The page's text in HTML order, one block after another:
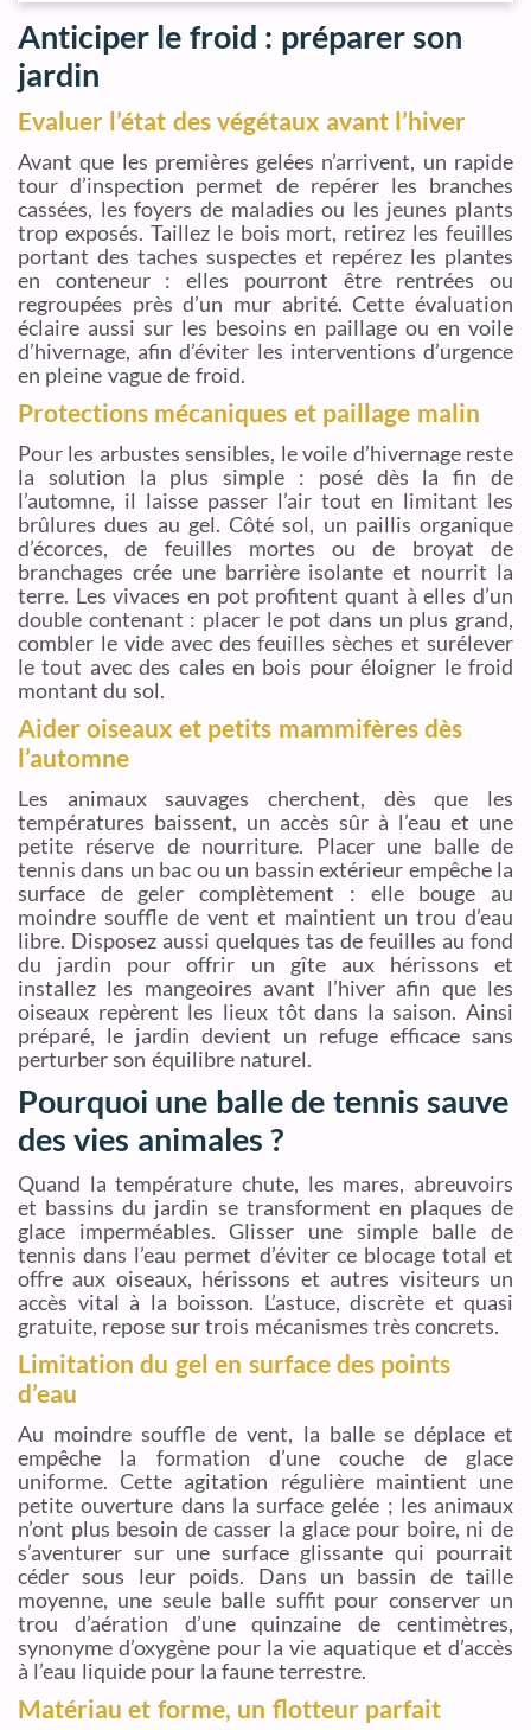
Anticiper le froid : préparer son
jardin
Evaluer l’état des végétaux avant l’hiver
Avant que les premières gelées n’arrivent, un rapide
tour d’inspection permet de repérer les branches
cassées, les foyers de maladies ou les jeunes plants
trop exposés. Taillez le bois mort, retirez les feuilles
portant des taches suspectes et repérez les plantes
en conteneur : elles pourront être rentrées ou
regroupées près d’un mur abrité. Cette évaluation
éclaire aussi sur les besoins en paillage ou en voile
d’hivernage, afin d’éviter les interventions d’urgence
en pleine vague de froid.
Protections mécaniques et paillage malin
Pour les arbustes sensibles, le voile d’hivernage reste
la solution la plus simple : posé dès la fin de
l’automne, il laisse passer l’air tout en limitant les
brûlures dues au gel. Côté sol, un paillis organique
d’écorces, de feuilles mortes ou de broyat de
branchages crée une barrière isolante et nourrit la
terre. Les vivaces en pot profitent quant à elles d’un
double contenant : placer le pot dans un plus grand,
combler le vide avec des feuilles sèches et surélever
le tout avec des cales en bois pour éloigner le froid
montant du sol.
Aider oiseaux et petits mammifères dès
l’automne
Les animaux sauvages cherchent, dès que les
températures baissent, un accès sûr à l’eau et une
petite réserve de nourriture. Placer une balle de
tennis dans un bac ou un bassin extérieur empêche la
surface de geler complètement : elle bouge au
moindre souffle de vent et maintient un trou d’eau
libre. Disposez aussi quelques tas de feuilles au fond
du jardin pour offrir un gîte aux hérissons et
installez les mangeoires avant l’hiver afin que les
oiseaux repèrent les lieux tôt dans la saison. Ainsi
préparé, le jardin devient un refuge efficace sans
perturber son équilibre naturel.
Pourquoi une balle de tennis sauve
des vies animales ?
Quand la température chute, les mares, abreuvoirs
et bassins du jardin se transforment en plaques de
glace imperméables. Glisser une simple balle de
tennis dans l’eau permet d’éviter ce blocage total et
offre aux oiseaux, hérissons et autres visiteurs un
accès vital à la boisson. L’astuce, discrète et quasi
gratuite, repose sur trois mécanismes très concrets.
Limitation du gel en surface des points
d’eau
Au moindre souffle de vent, la balle se déplace et
empêche la formation d’une couche de glace
uniforme. Cette agitation régulière maintient une
petite ouverture dans la surface gelée ; les animaux
n’ont plus besoin de casser la glace pour boire, ni de
s’aventurer sur une surface glissante qui pourrait
céder sous leur poids. Dans un bassin de taille
moyenne, une seule balle suffit pour conserver un
trou d’aération d’une quinzaine de centimètres,
synonyme d’oxygène pour la vie aquatique et d’accès
à l’eau liquide pour la faune terrestre.
Matériau et forme, un flotteur parfait